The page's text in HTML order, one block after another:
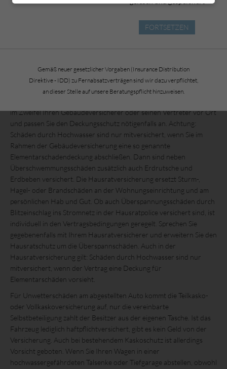
Die Gebäudeversicherung ersetzt Schäden an der Immobilie durch
Sturm ab Windstärke acht, durch Hagel, Blitzschlag oder Brand.
ins Gebäude eindringt und die Bausubstanz beschädigt. Wichtig ist
eine ausreichende Deckung, denn der Versicherer kann die Leistung
im Schadenfall anteilig kürzen, falls die Versicherungssumme nicht
im Zweifel Ihren Gebäudeversicherer oder seinen Vertreter vor Ort
und passen Sie den Deckungsschutz nötigenfalls an. Achtung:
Schäden durch Hochwasser sind nur mitversichert, wenn Sie im
Rahmen der Gebäudeversicherung eine so genannte
Elementarschadendeckung abschließen. Dann sind neben
Überschwemmungsschäden zusätzlich auch Erdrutsche und
Erdbeben versichert. Die Hausratversicherung ersetzt Sturm-,
Hagel- oder Brandschäden an der Wohnungseinrichtung und am
persönlichen Hab und Gut. Ob auch Überspannungsschäden durch
Blitzeinschlag ins Stromnetz in der Hausratpolice versichert sind, ist
individuell in den Vertragsbedingungen geregelt. Sprechen Sie
gegebenenfalls mit Ihrem Hausratversicherer und erweitern Sie den
Hausratschutz um die Überspannschäden. Auch in der
Hausratversicherung gilt: Schäden durch Hochwasser sind nur
mitversichert, wenn der Vertrag eine Deckung für
Elementarschäden vorsieht.
Für Unwetterschäden am abgestellten Auto kommt die Teilkasko-
oder Vollkaskoversicherung auf, nur die vereinbarte
Selbstbeteiligung zahlt der Besitzer aus der eigenen Tasche. Ist das
Fahrzeug lediglich haftpflichtversichert, gibt es kein Geld von der
Versicherung. Auch bei bestehendem Kaskoschutz ist allerdings
Vorsicht geboten. Wenn Sie Ihren Wagen in einer
hochwassergefährdeten Talsenke oder Tiefgarage abstellen, obwohl
FORTSETZEN
Gemäß neuer gesetzlicher Vorgaben (Insurance Distribution
Direktive - IDD) zu Fernabsatzverträgen sind wir dazu verpflichtet,
an dieser Stelle auf unsere Beratungspflicht hinzuweisen.